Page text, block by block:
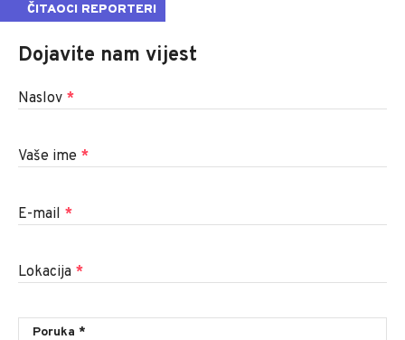
ČITAOCI REPORTERI
Dojavite nam vijest
Naslov *
Vaše ime *
E-mail *
Lokacija *